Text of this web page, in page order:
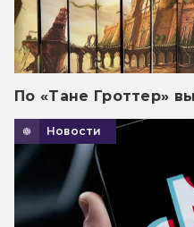
По «Тане Гроттер»
Новости